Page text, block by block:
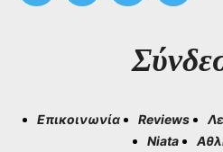
Επικοινωνία Reviews
Niata